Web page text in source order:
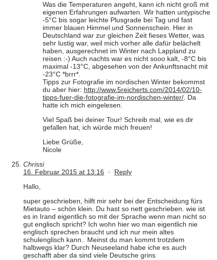
Was die Temperaturen angeht, kann ich nicht groß mit
eigenen Erfahrungen aufwarten. Wir hatten untypische
-5°C bis sogar leichte Plusgrade bei Tag und fast
immer blauen Himmel und Sonnenschein. Hier in
Deutschland war zur gleichen Zeit fieses Wetter, was
sehr lustig war, weil mich vorher alle dafür belächelt
haben, ausgerechnet im Winter nach Lappland zu
reisen :-) Auch nachts war es nicht sooo kalt, -8°C bis
maximal -13°C, abgesehen von der Ankunftsnacht mit
-23°C *brrr*.
Tipps zur Fotografie im nordischen Winter bekommst
du aber hier: http://www.5reicherts.com/2014/02/10-
tipps-fuer-die-fotografie-im-nordischen-winter/. Da
hatte ich mich eingelesen.
Viel Spaß bei deiner Tour! Schreib mal, wie es dir
gefallen hat, ich würde mich freuen!
Liebe Grüße,
Nicole
Chrissi
16. Februar 2015 at 13:16 · Reply
Hallo,
super geschrieben, hilft mir sehr bei der Entscheidung fürs
Mietauto – schön klein. Du hast so nett geschrieben. wie ist
es in Irand eigentlich so mit der Sprache wenn man nicht so
gut englisch spricht? Ich wohn hier wo man eigentlich nie
englisch sprechen braucht und ich nur mein altes
schulenglisch kann.. Meinst du man kommt trotzdem
halbwegs klar? Durch Neuseeland habe iche es auch
geschafft aber da sind viele Deutsche grins